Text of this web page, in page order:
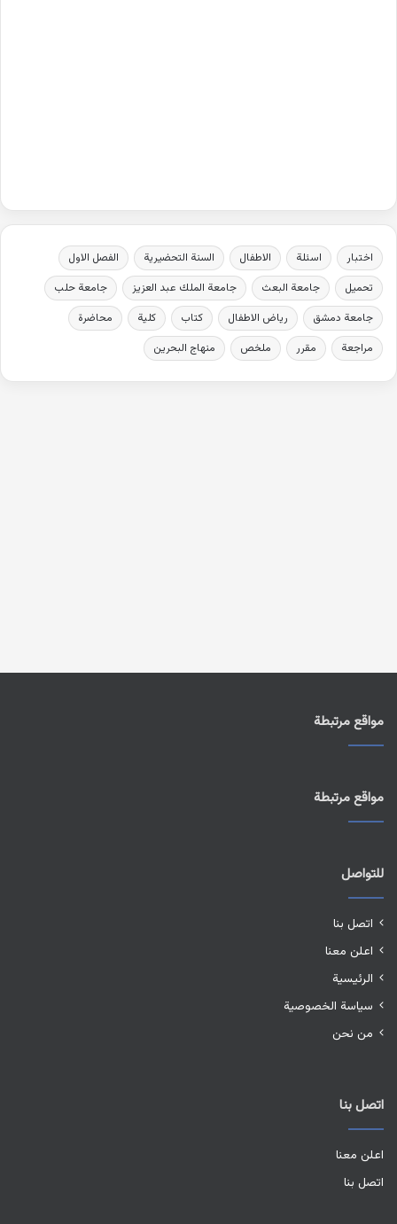
اختبار اسئلة الاطفال السنة التحضيرية
الفصل الاول
تحميل
جامعة البعث جامعة الملك عبد العزيز
جامعة حلب
جامعة دمشق
رياض الاطفال كتاب كلية
محاضرة
مراجعة
مقرر ملخص منهاج البحرين
مواقع مرتبطة
مواقع مرتبطة
للتواصل
اتصل بنا
اعلن معنا
الرئيسية
سياسة الخصوصية
من نحن
اتصل بنا
اعلن معنا
اتصل بنا